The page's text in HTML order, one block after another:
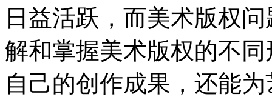
日益活跃，而美术版权
解和掌握美术版权的不
自己的创作成果，还能